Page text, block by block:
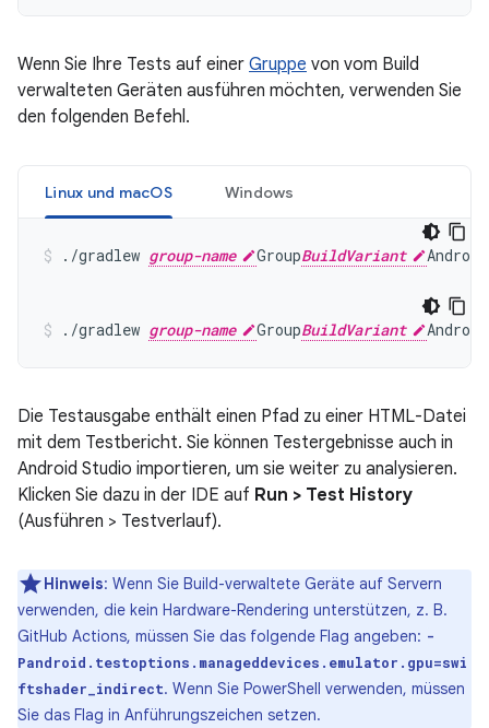
Wenn Sie Ihre Tests auf einer Gruppe von vom Build
verwalteten Geräten ausführen möchten, verwenden Sie
den folgenden Befehl.
Linux und macOS Windows
./gradlew group-name GroupBuildVariant
./gradlew group-name GroupBuildVariant
Die Testausgabe enthält einen Pfad zu einer HTML-Datei
mit dem Testbericht. Sie können Testergebnisse auch in
Android Studio importieren, um sie weiter zu analysieren.
Klicken Sie dazu in der IDE auf Run > Test History
(Ausführen > Testverlauf).
Hinweis: Wenn Sie Build-verwaltete Geräte auf Servern
verwenden, die kein Hardware-Rendering unterstützen, z. B.
GitHub Actions, müssen Sie das folgende Flag angeben: -
Pandroid.testoptions.manageddevices.emulator.gpu=swi
ftshader_indirect. Wenn Sie PowerShell verwenden, müssen
Sie das Flag in Anführungszeichen setzen.